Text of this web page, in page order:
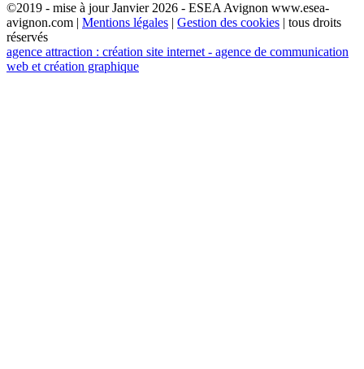
©2019 - mise à jour Janvier 2026 - ESEA Avignon www.esea-
avignon.com | Mentions légales | Gestion des cookies | tous droits
réservés
agence attraction : création site internet - agence de communication
web et création graphique